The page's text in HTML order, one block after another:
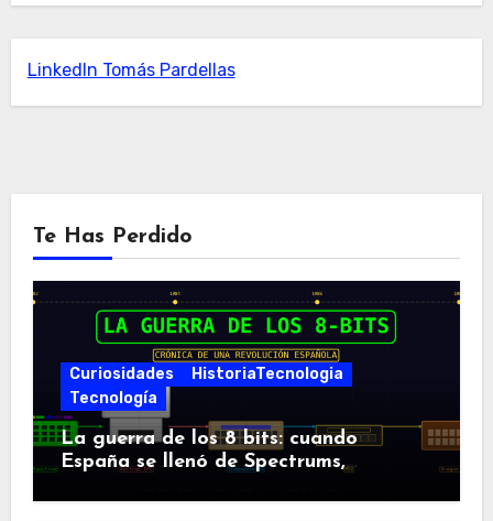
LinkedIn Tomás Pardellas
Te Has Perdido
Curiosidades
HistoriaTecnologia
Tecnología
La guerra de los 8 bits: cuando
España se llenó de Spectrums,